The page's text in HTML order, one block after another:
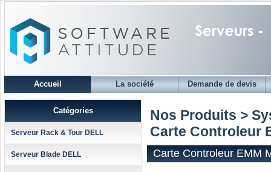
Accueil La société Demande de devis
Catégories
Serveur Rack & Tour DELL
Serveur Blade DELL
Nos Produits >
Carte Controleur
Carte Controleur EMM